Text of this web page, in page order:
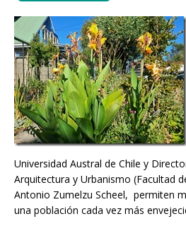
Universidad Austral de Chile y
Arquitectura y Urbanismo (Facultad
Antonio Zumelzu Scheel, permiten
una población cada vez más